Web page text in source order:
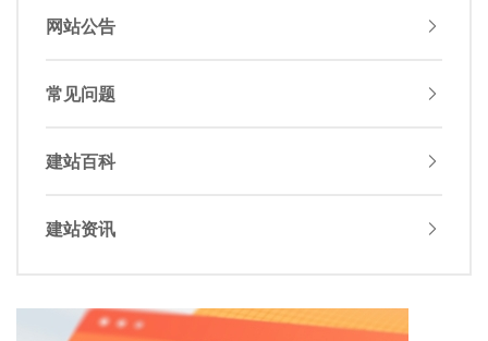
网站公告
常见问题
建站百科
建站资讯